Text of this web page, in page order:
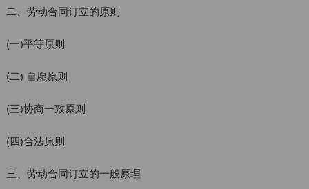
二、劳动合同订立的原则
(一)平等原则
(二) 自愿原则
(三)协商一致原则
(四)合法原则
三、劳动合同订立的一般原理